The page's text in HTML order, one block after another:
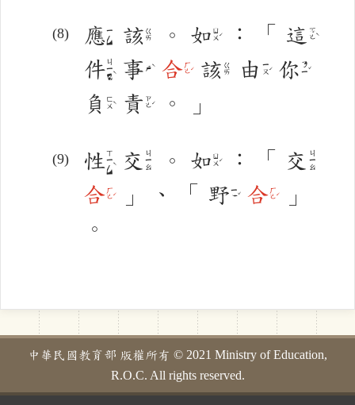
應ㄧㄥ 該ㄍㄞ 。 如ㄖㄨˊ ： 「 這 ㄓㄜˋ
件ㄐㄧㄢˋ 事 ㄕˋ 合ㄏㄜˊ 該 ㄍㄞ 由 ㄧㄡˊ 你ㄋㄧˇ
負 ㄈㄨˋ 責 ㄗㄜˊ 。 」
性ㄒㄧㄥˋ 交 ㄐㄧㄠ 。 如ㄖㄨˊ ： 「 交 ㄐㄧㄠ
合ㄏㄜˊ 」 、 「 野ㄧㄝˇ 合ㄏㄜˊ
」
。
中華民國教育部 版權所有 © 2021 Ministry of Education,
R.O.C. All rights reserved.